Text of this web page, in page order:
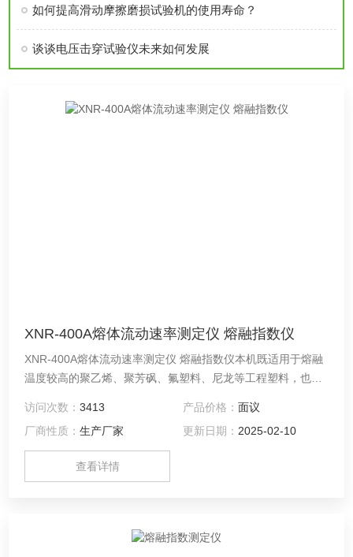
如何提高滑动摩擦磨损试验机的使用寿命？
谈谈电压击穿试验仪未来如何发展
XNR-400A熔体流动速率测定仪 熔融指数仪
XNR-400A熔体流动速率测定仪 熔融指数仪本机既适用于熔融
温度较高的聚乙烯、聚芳砜、氟塑料、尼龙等工程塑料，也适
温度较低的塑料测试。
访问次数：3413 产品价格： 面议
厂商性质：生产厂家 更新日期： 2025-02-10
查看详情